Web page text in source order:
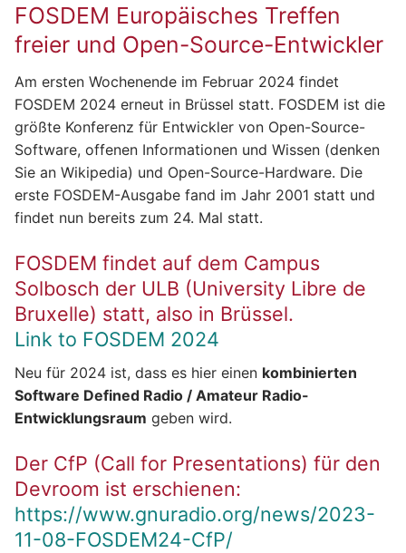
FOSDEM Europäisches Treffen
freier und Open-Source-Entwickler
Am ersten Wochenende im Februar 2024 findet
FOSDEM 2024 erneut in Brüssel statt. FOSDEM ist die
größte Konferenz für Entwickler von Open-Source-
Software, offenen Informationen und Wissen (denken
Sie an Wikipedia) und Open-Source-Hardware. Die
erste FOSDEM-Ausgabe fand im Jahr 2001 statt und
findet nun bereits zum 24. Mal statt.
FOSDEM findet auf dem Campus
Solbosch der ULB (University Libre de
Bruxelle) statt, also in Brüssel.
Link to FOSDEM 2024
Neu für 2024 ist, dass es hier einen kombinierten
Software Defined Radio / Amateur Radio-
Entwicklungsraum geben wird.
Der CfP (Call for Presentations) für den
Devroom ist erschienen:
https://www.gnuradio.org/news/2023-
11-08-FOSDEM24-CfP/